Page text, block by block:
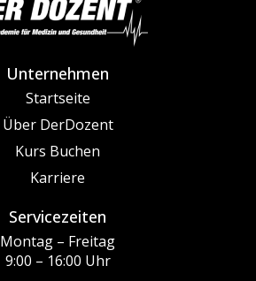
Unternehmen
Startseite
Über DerDozent
Kurs Buchen
Karriere
Servicezeiten
Montag – Freitag
9:00 – 16:00 Uhr